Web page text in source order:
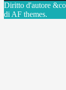
Diritto d'autore
di AF themes.